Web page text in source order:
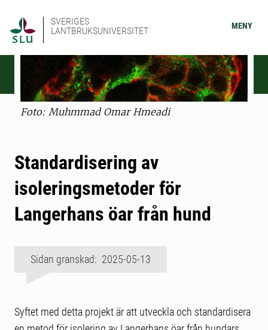
SVERIGES
LANTBRUKSUNIVERSITET
MENY
Foto: Muhmmad Omar Hmeadi
Standardisering av
isoleringsmetoder för
Langerhans öar från hund
Sidan granskad: 2025-05-13
Syftet med detta projekt är att utveckla och standardisera